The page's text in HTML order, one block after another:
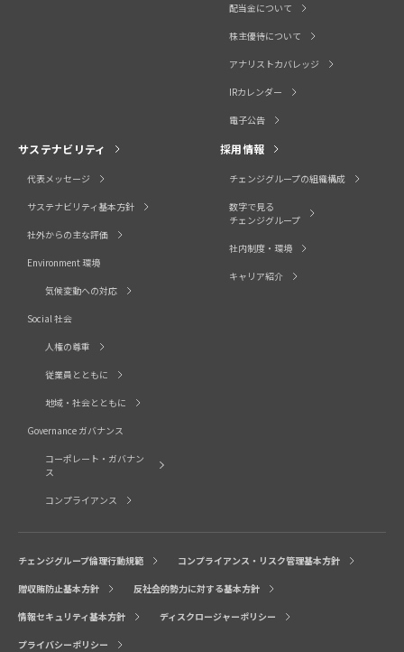
配当金について
株主優待について
アナリストカバレッジ
IRカレンダー
電子公告
サステナビリティ
代表メッセージ
サステナビリティ基本方針
社外からの主な評価
Environment 環境
気候変動への対応
Social 社会
人権の尊重
従業員とともに
地域・社会とともに
Governance ガバナンス
コーポレート・ガバナン
ス
コンプライアンス
採用情報
チェンジグループの組織構成
数字で見る
チェンジグループ
社内制度・環境
キャリア紹介
チェンジグループ倫理行動規範 コンプライアンス・リスク管理基本方針
贈収賄防止基本方針 反社会的勢力に対する基本方針
情報セキュリティ基本方針 ディスクロージャーポリシー
プライバシーポリシー